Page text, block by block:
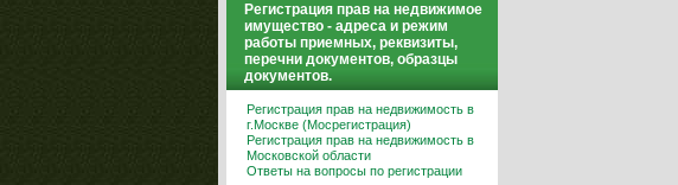
Регистрация прав на недвижимое
имущество - адреса и режим
работы приемных, реквизиты,
перечни документов, образцы
документов.
Регистрация прав на недвижимость в
г.Москве (Мосрегистрация)
Регистрация прав на недвижимость в
Московской области
Ответы на вопросы по регистрации